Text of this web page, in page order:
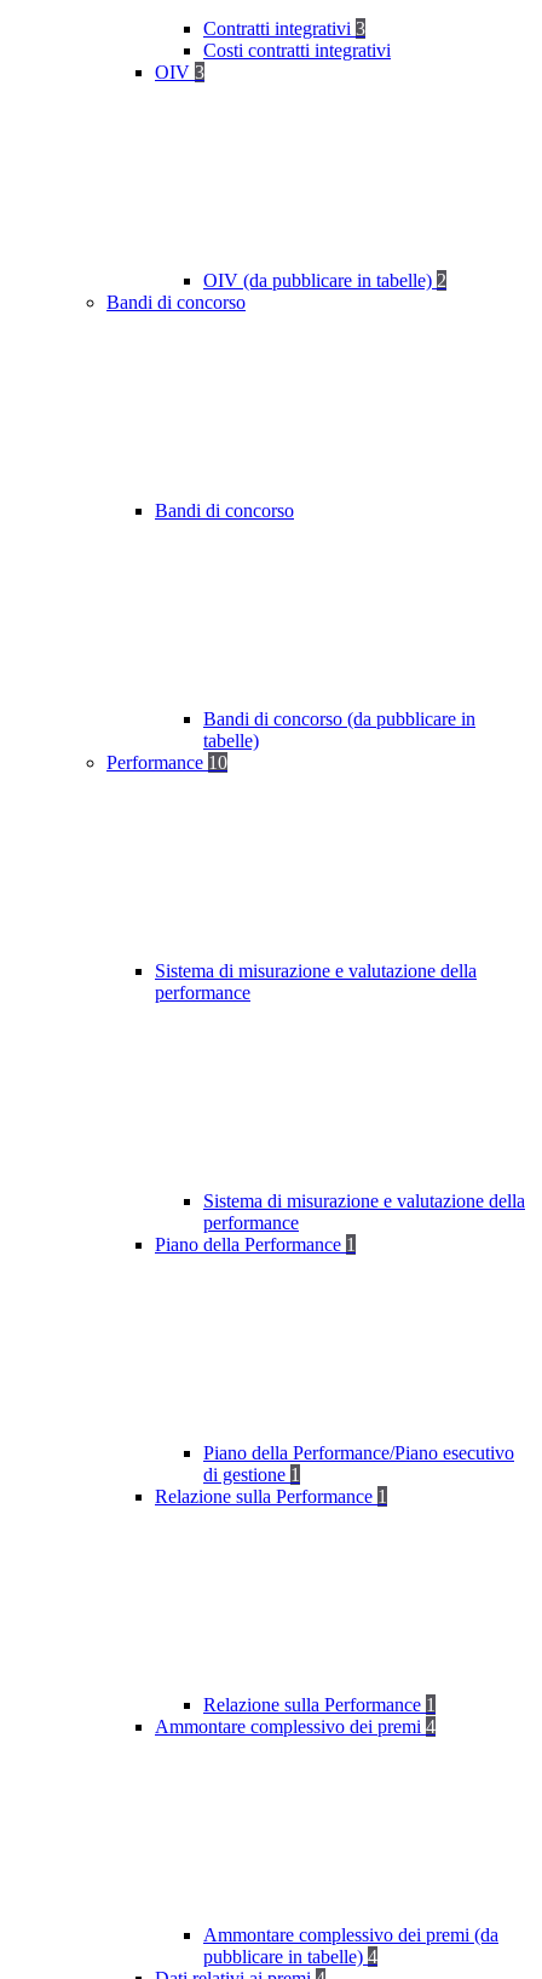
Contratti integrativi 3
Costi contratti integrativi
OIV 3
OIV (da pubblicare in tabelle) 2
Bandi di concorso
Bandi di concorso
Bandi di concorso (da pubblicare in
tabelle)
Performance 10
Sistema di misurazione e valutazione della
performance
Sistema di misurazione e valutazione della
performance
Piano della Performance 1
Piano della Performance/Piano esecutivo
di gestione 1
Relazione sulla Performance 1
Relazione sulla Performance 1
Ammontare complessivo dei premi 4
Ammontare complessivo dei premi (da
pubblicare in tabelle) 4